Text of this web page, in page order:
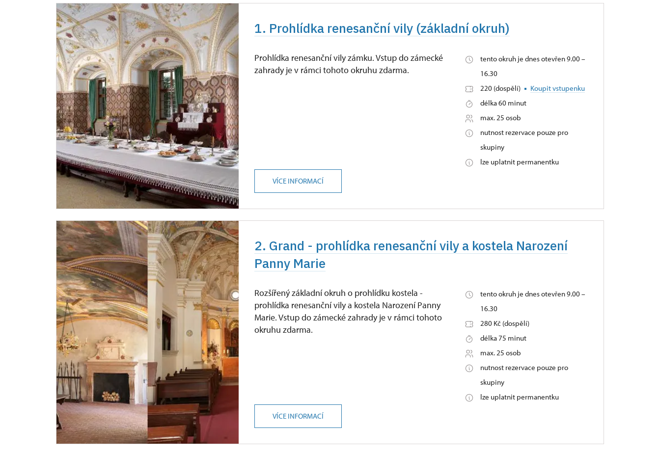
1. Prohlídka renesanční vily (základní okruh)
Prohlídka renesanční vily zámku. Vstup do zámecké
zahrady je v rámci tohoto okruhu zdarma.
tento okruh je dnes otevřen 9.00 –
16.30
220 (dospělí)
Koupit vstupenku
délka 60 minut
max. 25 osob
nutnost rezervace pouze pro
skupiny
lze uplatnit permanentku
VÍCE INFORMACÍ
2. Grand - prohlídka renesanční vily a kostela Narození
Panny Marie
Rozšířený základní okruh o prohlídku kostela -
prohlídka renesanční vily a kostela Narození Panny
Marie. Vstup do zámecké zahrady je v rámci tohoto
okruhu zdarma.
tento okruh je dnes otevřen 9.00 –
16.30
280 Kč (dospělí)
délka 75 minut
max. 25 osob
nutnost rezervace pouze pro
skupiny
lze uplatnit permanentku
VÍCE INFORMACÍ